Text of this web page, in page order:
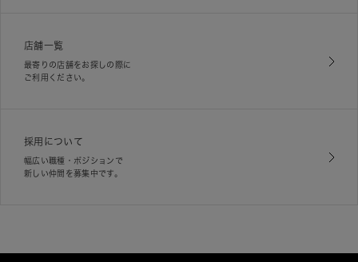
店舗一覧
最寄りの店舗をお探しの際に
ご利用ください。
採用について
幅広い職種・ポジションで
新しい仲間を募集中です。